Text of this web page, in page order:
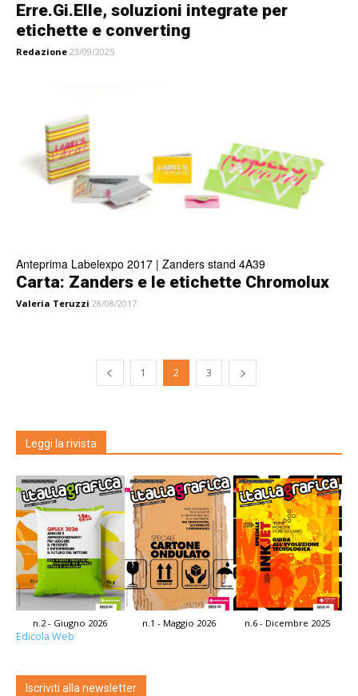
Erre.Gi.Elle, soluzioni integrate per
etichette e converting
Redazione 23/09/2025
Anteprima Labelexpo 2017 | Zanders stand 4A39
Carta: Zanders e le etichette Chromolux
Valeria Teruzzi 28/08/2017
1 2 3
Leggi la rivista
n.2 - Giugno 2026 n.1 - Maggio 2026 n.6 - Dicembre 2025
Edicola Web
Iscriviti alla newsletter